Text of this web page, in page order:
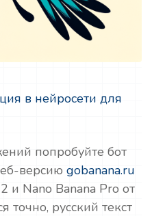
в нейросети для
попробуйте бот
версию gobanana.ru
и Nano Banana Pro от
точно, русский текст